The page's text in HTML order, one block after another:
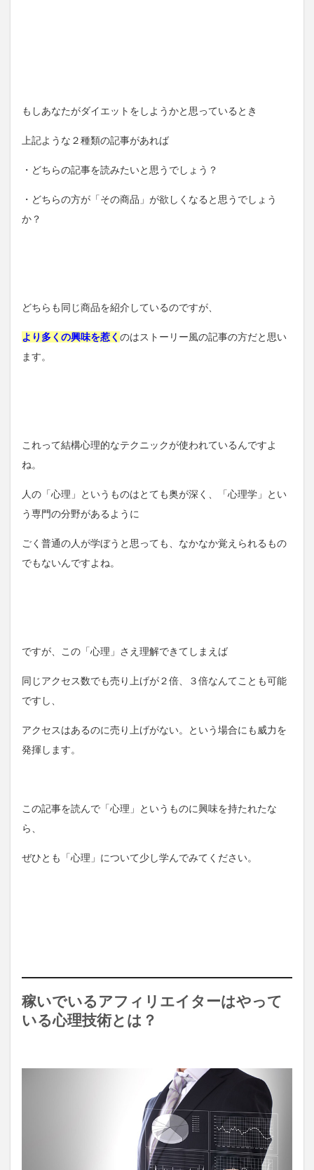
もしあなたがダイエットをしようかと思っているとき
上記ような２種類の記事があれば
・どちらの記事を読みたいと思うでしょう？
・どちらの方が「その商品」が欲しくなると思うでしょう
か？
どちらも同じ商品を紹介しているのですが、
より多くの興味を惹く のはストーリー風の記事の方だと思い
ます。
これって結構心理的なテクニックが使われているんですよ
ね。
人の「心理」というものはとても奥が深く、「心理学」とい
う専門の分野があるように
ごく普通の人が学ぼうと思っても、なかなか覚えられるもの
でもないんですよね。
ですが、この「心理」さえ理解できてしまえば
同じアクセス数でも売り上げが２倍、３倍なんてことも可能
ですし、
アクセスはあるのに売り上げがない。という場合にも威力を
発揮します。
この記事を読んで「心理」というものに興味を持たれたな
ら、
ぜひとも「心理」について少し学んでみてください。
稼いでいるアフィリエイターはやって
いる心理技術とは？